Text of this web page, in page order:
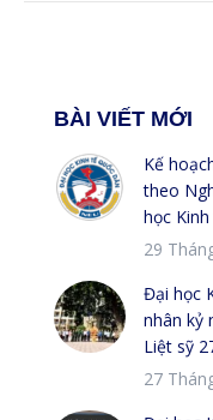
BÀI VIẾT MỚI
Kế
theo
học
29
Đại học
nhân kỷ
Liệt sỹ
27